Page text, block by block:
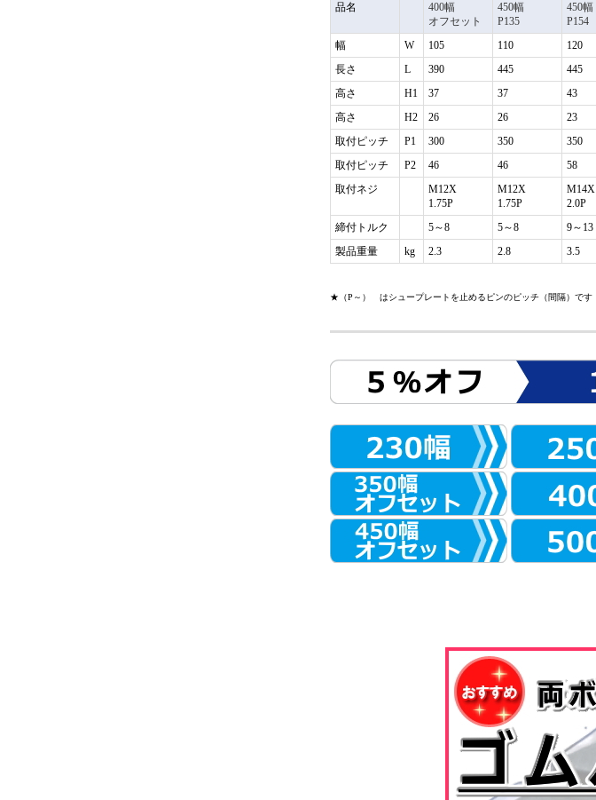
品名
400幅
オフセット
450幅
P135
450幅
P154
幅
W 105 110 120
長さ
L 390 445 445
高さ
H1 37 37 43
高さ
H2 26 26 23
取付ピッチ
P1 300 350 350
取付ピッチ
P2 46 46 58
取付ネジ
M12X
1.75P
M12X
1.75P
M14X
2.0P
締付トルク
5～8 5～8 9～13
製品重量
kg 2.3 2.8 3.5
★（P～） はシュープレートを止めるピンのピッチ（間隔）です